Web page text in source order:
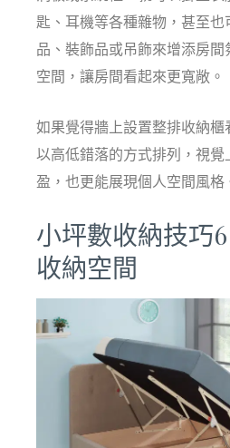
匙、耳機等各種雜物，甚至也
品、裝飾品或吊飾來增添房
空間，讓房間看起來更寬敞。
如果覺得牆上設置整排收納
以高低錯落的方式排列，視
盈，也更能展現個人空間風格
小坪數收納技巧
收納空間